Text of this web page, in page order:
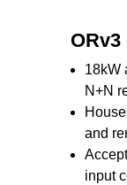
18kW
N+N
and
input